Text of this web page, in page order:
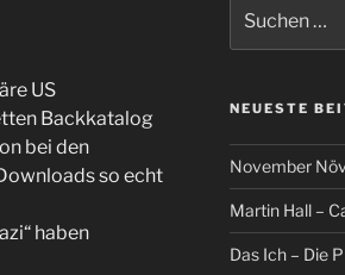
US
Backkatalog
bei den
so echt
haben
nach:
NEUESTE
November
Martin Hall –
Das Ich – Die